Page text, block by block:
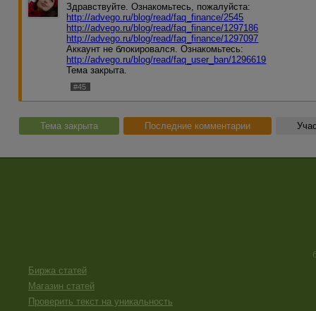
Здравствуйте. Ознакомьтесь, пожалуйста:
http://advego.ru/blog/read/faq_finance/2545
http://advego.ru/blog/read/faq_finance/1297186
http://advego.ru/blog/read/faq_finance/1297097
Аккаунт не блокировался. Ознакомьтесь:
http://advego.ru/blog/read/faq_user_ban/1296619
Тема закрыта.
#45
Тема закрыта Последние комментарии
Биржа статей
Магазин статей
Проверить текст на уникальность